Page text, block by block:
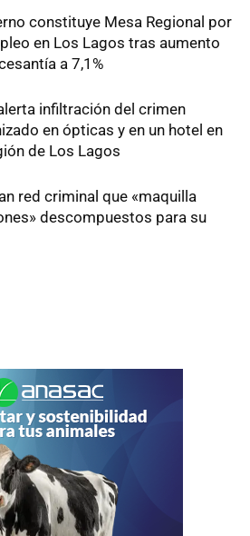
constituye Mesa Regional por
en Los Lagos tras aumento
a 7,1%
infiltración del crimen
en ópticas y en un hotel en
de Los Lagos
red criminal que «maquilla
descompuestos para su